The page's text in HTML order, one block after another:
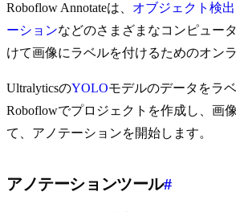
Roboflow Annotateは、 オブジェクト検出
ーションなどのさまざまなコンピュー
けて画像にラベルを付けるためのオン
UltralyticsのYOLOモデルのデータをラ
Roboflowでプロジェクトを作成し、画
て、アノテーションを開始します。
アノテーションツール#